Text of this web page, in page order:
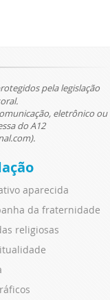
pela legislação
eletrônico ou
do A12
aparecida
da fraternidade
religiosas